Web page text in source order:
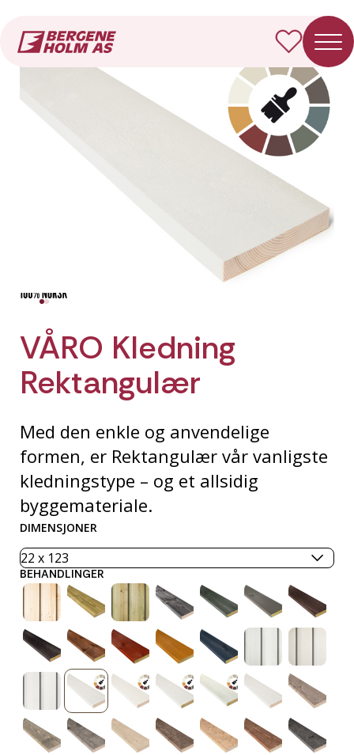
VÅRO Kledning
Rektangulær
Med den enkle og anvendelige
formen, er Rektangulær vår vanligste
kledningstype – og et allsidig
byggemateriale.
DIMENSJONER
BEHANDLINGER